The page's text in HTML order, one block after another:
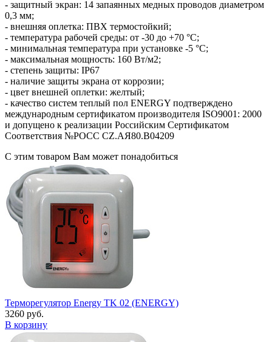
- защитный экран: 14 запаянных медных проводов диаметром
0,3 мм;
- внешняя оплетка: ПВХ термостойкий;
- температура рабочей среды: от -30 до +70 °С;
- минимальная температура при установке -5 °С;
- максимальная мощность: 160 Вт/м2;
- степень защиты: IP67
- наличие защиты экрана от коррозии;
- цвет внешней оплетки: желтый;
- качество систем теплый пол ENERGY подтверждено
международным сертификатом производителя ISO9001: 2000
и допущено к реализации Российским Сертификатом
Соответствия №РОСС CZ.АЯ80.В04209
С этим товаром Вам может понадобиться
Терморегулятор Energy TK 02 (ENERGY)
3260 руб.
В корзину